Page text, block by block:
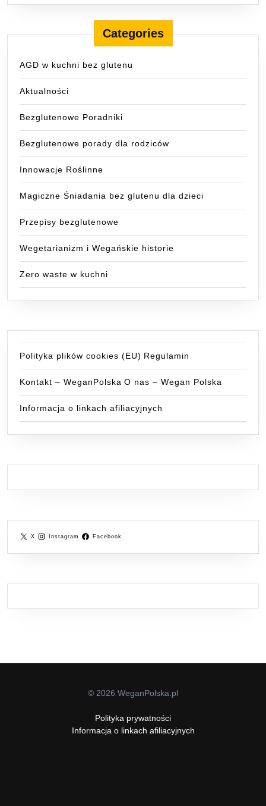
Categories
AGD w kuchni bez glutenu
Aktualności
Bezglutenowe Poradniki
Bezglutenowe porady dla rodziców
Innowacje Roślinne
Magiczne Śniadania bez glutenu dla dzieci
Przepisy bezglutenowe
Wegetarianizm i Wegańskie historie
Zero waste w kuchni
Polityka plików cookies (EU) Regulamin
Kontakt – WeganPolska O nas – Wegan Polska
Informacja o linkach afiliacyjnych
X Instagram Facebook
© 2026 WeganPolska.pl
Polityka prywatności
Informacja o linkach afiliacyjnych